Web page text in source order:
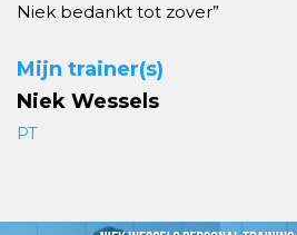
Niek bedankt tot zover”
Mijn trainer(s)
Niek Wessels
PT